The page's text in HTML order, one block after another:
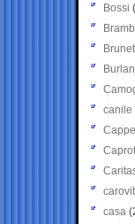
Bossi
canile
casa